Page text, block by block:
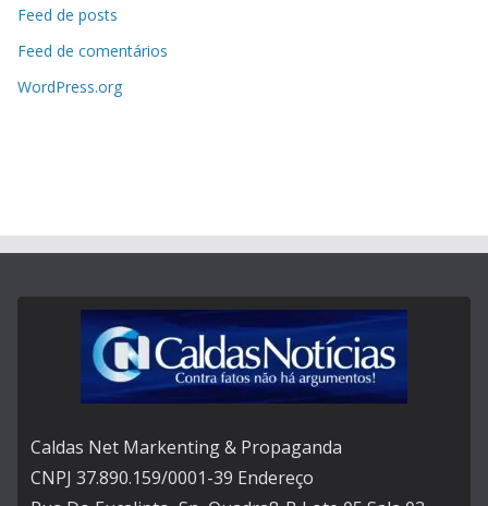
Feed de posts
Feed de comentários
WordPress.org
Caldas Net Markenting & Propaganda
CNPJ 37.890.159/0001-39 Endereço